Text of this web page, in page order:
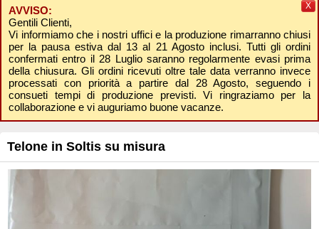
AVVISO:
Gentili Clienti,
Vi informiamo che i nostri uffici e la produzione rimarranno chiusi
per la pausa estiva dal 13 al 21 Agosto inclusi. Tutti gli ordini
confermati entro il 28 Luglio saranno regolarmente evasi prima
della chiusura. Gli ordini ricevuti oltre tale data verranno invece
processati con priorità a partire dal 28 Agosto, seguendo i
consueti tempi di produzione previsti. Vi ringraziamo per la
collaborazione e vi auguriamo buone vacanze.
X
Telone in Soltis su misura